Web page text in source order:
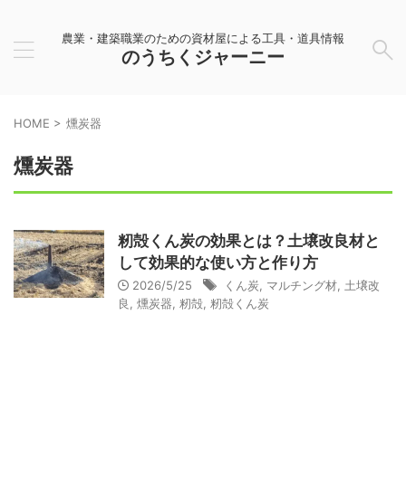
農業・建築職業のための資材屋による工具・道具情報
のうちくジャーニー
HOME > 燻炭器
燻炭器
籾殻くん炭の効果とは？土壌改良材と
して効果的な使い方と作り方
2026/5/25 くん炭 マルチング材 土壌改
良
燻炭器 籾殻 籾殻くん炭